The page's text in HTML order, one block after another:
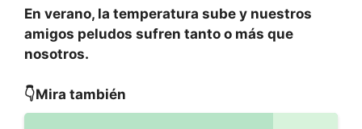
En verano, la temperatura sube y nuestros
amigos peludos sufren tanto o más que
nosotros.
👇Mira también